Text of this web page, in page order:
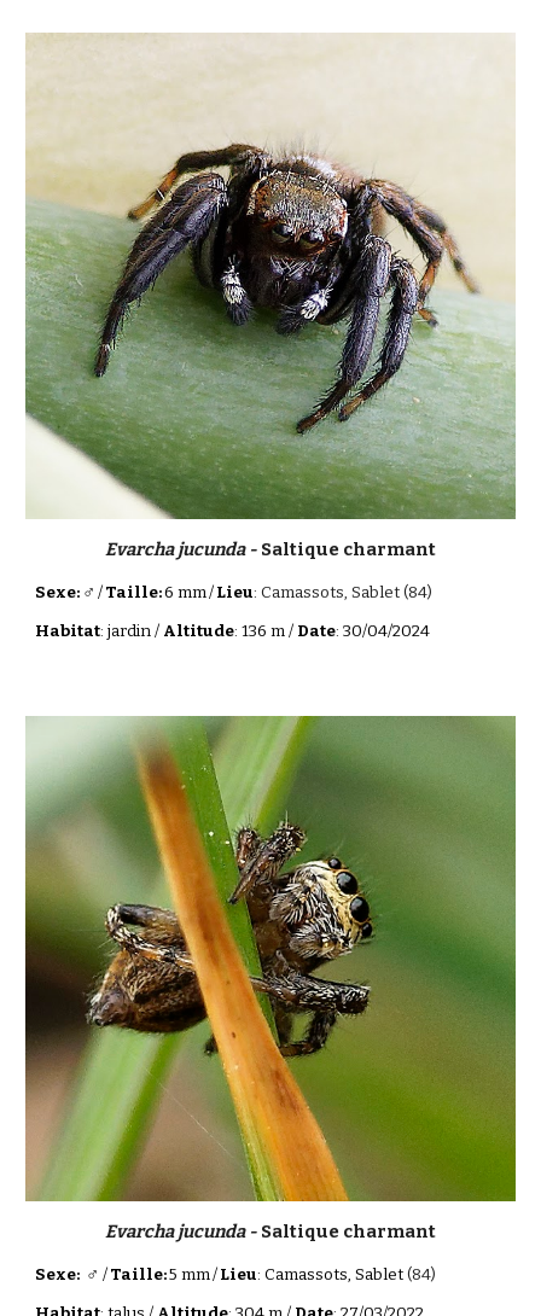
Evarcha jucunda - Saltique charmant
Sexe: ♂ /Taille:6 mm/Lieu:Camassots, Sablet (84)
Habitat: jardin / Altitude: 136 m / Date: 30/04/2024
Evarcha jucunda - Saltique charmant
Sexe: ♂/Taille:5 mm/Lieu: Camassots, Sablet(84)